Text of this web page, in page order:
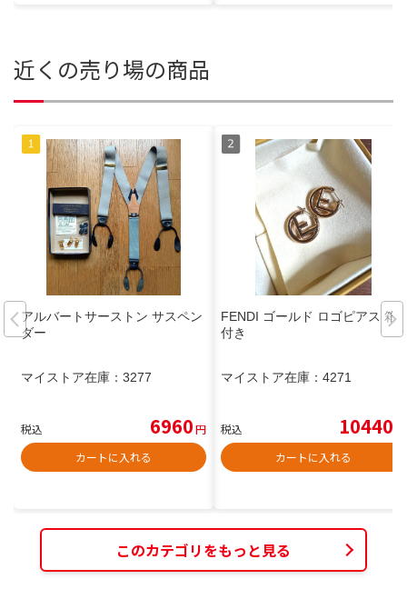
近くの売り場の商品
アルバートサーストン サスペン
ダー
マイストア在庫： 3277
税込 6960円
カートに入れる
FENDI ゴールド ロゴピアス 箱
付き
マイストア在庫： 4271
税込 10440
カートに入れる
このカテゴリをもっと見る